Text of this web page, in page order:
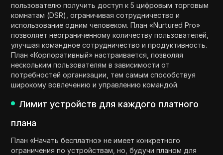
пользователю получить доступ к 5 цифровым торговым
комнатам (DSR), ограничивая сотрудничество и
использование одним человеком. План «Nurtured Pro»
позволяет неограниченному количеству пользователей,
улучшая командное сотрудничество и продуктивность.
План «Корпоративный» настраивается, позволяя
нескольким пользователям в зависимости от
потребностей организации, тем самым способствуя
широкому вовлечению и управлению командой.
Лимит устройств для каждого платного
плана
План «Начать бесплатно» не имеет конкретного
ограничения по устройствам, но, будучи планом для